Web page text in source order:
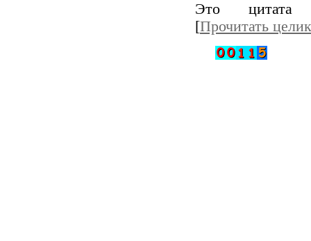
Это
[Прочитать